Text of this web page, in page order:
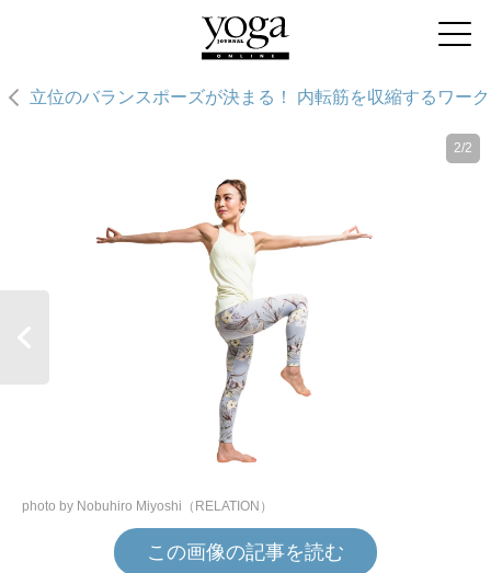
立位のバランスポーズが決まる！ 内転筋を収縮するワーク
2/2
photo by Nobuhiro Miyoshi（RELATION）
この画像の記事を読む